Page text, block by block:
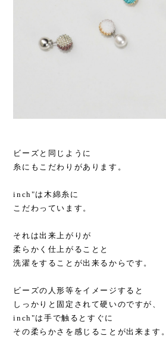
ビーズと同じように
糸にもこだわりがあります。
inch"は木綿糸に
こだわっています。
それは出来上がりが
柔らかく仕上がることと
洗濯をすることが出来るからです。
ビーズの人形等をイメージすると
しっかりと固定されて硬いのですが、
inch"は手で触るとすぐに
その柔らかさを感じることが出来ます。